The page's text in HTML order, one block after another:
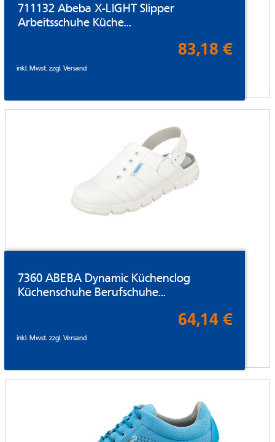
711132 Abeba X-LIGHT Slipper
Arbeitsschuhe Küche...
83,18 €
inkl. Mwst. zzgl.Versand
7360 ABEBA Dynamic Küchenclog
Küchenschuhe Berufschuhe...
64,14 €
inkl. Mwst. zzgl.Versand